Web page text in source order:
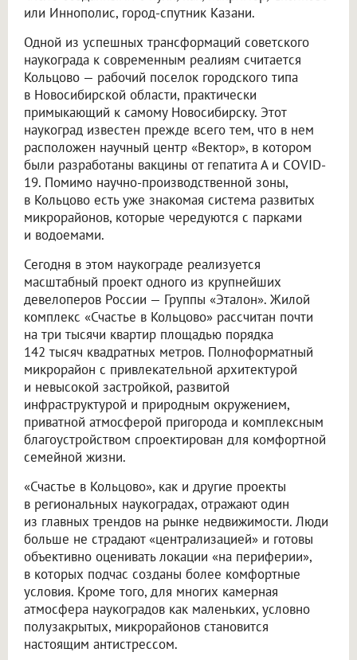
или Иннополис, город-спутник Казани.
Одной из успешных трансформаций советского
наукограда к современным реалиям считается
Кольцово — рабочий поселок городского типа
в Новосибирской области, практически
примыкающий к самому Новосибирску. Этот
наукоград известен прежде всего тем, что в нем
расположен научный центр «Вектор», в котором
были разработаны вакцины от гепатита А и COVID-
19. Помимо научно-производственной зоны,
в Кольцово есть уже знакомая система развитых
микрорайонов, которые чередуются с парками
и водоемами.
Сегодня в этом наукограде реализуется
масштабный проект одного из крупнейших
девелоперов России — Группы «Эталон». Жилой
комплекс «Счастье в Кольцово» рассчитан почти
на три тысячи квартир площадью порядка
142 тысяч квадратных метров. Полноформатный
микрорайон с привлекательной архитектурой
и невысокой застройкой, развитой
инфраструктурой и природным окружением,
приватной атмосферой пригорода и комплексным
благоустройством спроектирован для комфортной
семейной жизни.
«Счастье в Кольцово», как и другие проекты
в региональных наукоградах, отражают один
из главных трендов на рынке недвижимости. Люди
больше не страдают «централизацией» и готовы
объективно оценивать локации «на периферии»,
в которых подчас созданы более комфортные
условия. Кроме того, для многих камерная
атмосфера наукоградов как маленьких, условно
полузакрытых, микрорайонов становится
настоящим антистрессом.